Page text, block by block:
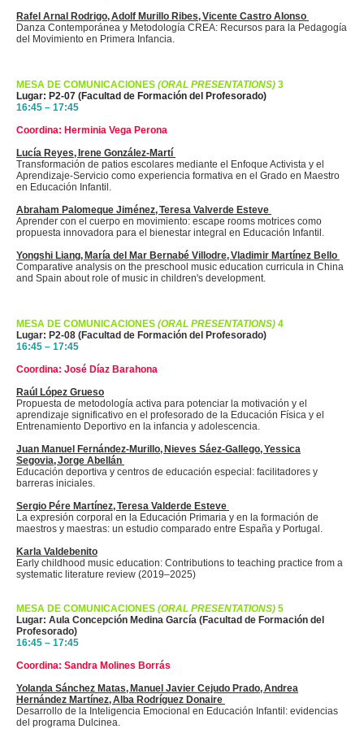
Rafel Arnal Rodrigo, Adolf Murillo Ribes, Vicente Castro Alonso
Danza Contemporánea y Metodología CREA: Recursos para la Pedagogía
del Movimiento en Primera Infancia.
MESA DE COMUNICACIONES (ORAL PRESENTATIONS) 3
Lugar: P2-07 (Facultad de Formación del Profesorado)
16:45 – 17:45
Coordina: Herminia Vega Perona
Lucía Reyes, Irene González-Martí
Transformación de patios escolares mediante el Enfoque Activista y el
Aprendizaje-Servicio como experiencia formativa en el Grado en Maestro
en Educación Infantil.
Abraham Palomeque Jiménez, Teresa Valverde Esteve
Aprender con el cuerpo en movimiento: escape rooms motrices como
propuesta innovadora para el bienestar integral en Educación Infantil.
Yongshi Liang, María del Mar Bernabé Villodre, Vladimir Martínez Bello
Comparative analysis on the preschool music education curricula in China
and Spain about role of music in children's development.
MESA DE COMUNICACIONES (ORAL PRESENTATIONS) 4
Lugar: P2-08 (Facultad de Formación del Profesorado)
16:45 – 17:45
Coordina: José Díaz Barahona
Raúl López Grueso
Propuesta de metodología activa para potenciar la motivación y el
aprendizaje significativo en el profesorado de la Educación Física y el
Entrenamiento Deportivo en la infancia y adolescencia.
Juan Manuel Fernández-Murillo, Nieves Sáez-Gallego,Yessica
Segovia, Jorge Abellán
Educación deportiva y centros de educación especial: facilitadores y
barreras iniciales.
Sergio Pére Martínez, Teresa Valderde Esteve
La expresión corporal en la Educación Primaria y en la formación de
maestros y maestras: un estudio comparado entre España y Portugal.
Karla Valdebenito
Early childhood music education: Contributions to teaching practice from a
systematic literature review (2019–2025)
MESA DE COMUNICACIONES (ORAL PRESENTATIONS) 5
Lugar: Aula Concepción Medina García (Facultad de Formación del
Profesorado)
16:45 – 17:45
Coordina: Sandra Molines Borrás
Yolanda Sánchez Matas, Manuel Javier Cejudo Prado, Andrea
Hernández Martínez, Alba Rodríguez Donaire
Desarrollo de la Inteligencia Emocional en Educación Infantil: evidencias
del programa Dulcinea.